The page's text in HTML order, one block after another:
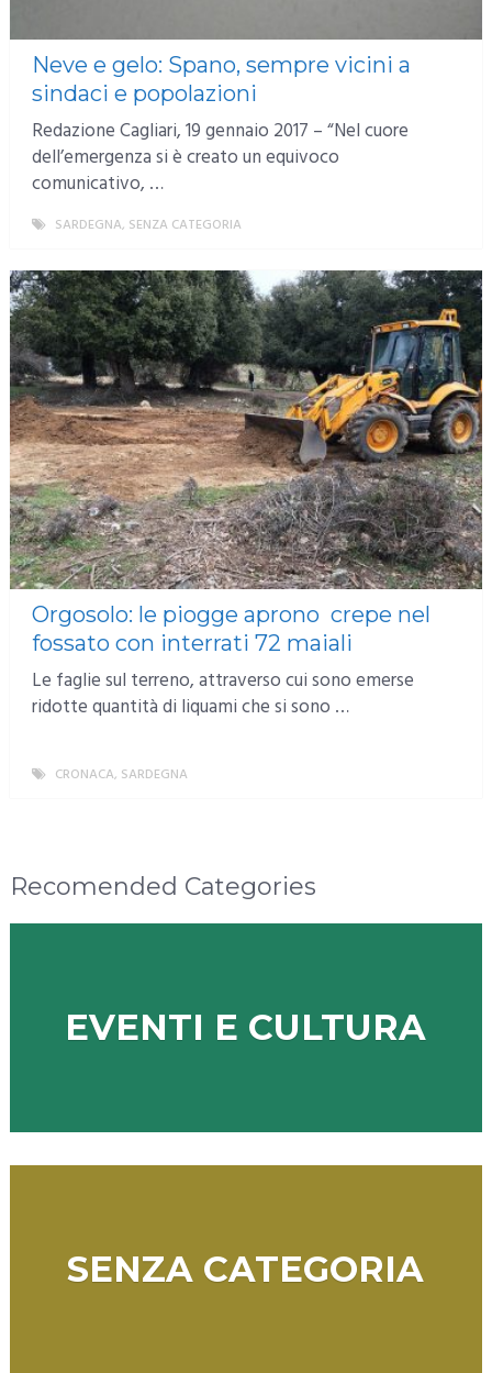
Neve e gelo: Spano, sempre vicini a
sindaci e popolazioni
Redazione Cagliari, 19 gennaio 2017 – “Nel cuore
dell’emergenza si è creato un equivoco
comunicativo, …
SARDEGNA, SENZA CATEGORIA
Orgosolo: le piogge aprono crepe nel
fossato con interrati 72 maiali
Le faglie sul terreno, attraverso cui sono emerse
ridotte quantità di liquami che si sono …
CRONACA, SARDEGNA
Recomended Categories
EVENTI E CULTURA
SENZA CATEGORIA